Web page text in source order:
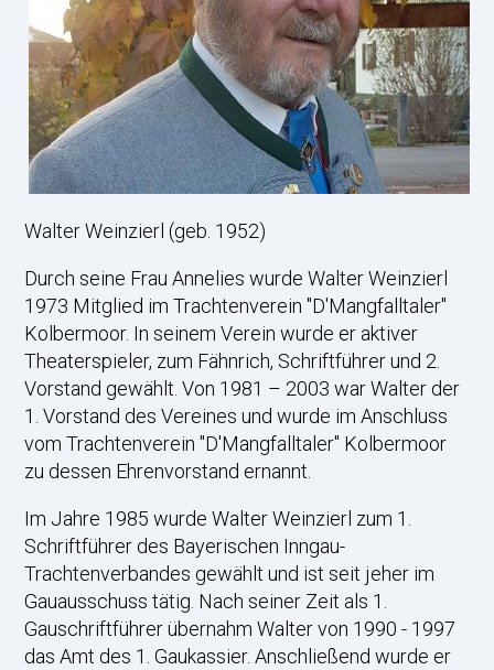
Walter Weinzierl (geb. 1952)
Durch seine Frau Annelies wurde Walter Weinzierl
1973 Mitglied im Trachtenverein "D'Mangfalltaler"
Kolbermoor. In seinem Verein wurde er aktiver
Theaterspieler, zum Fähnrich, Schriftführer und 2.
Vorstand gewählt. Von 1981 – 2003 war Walter der
1. Vorstand des Vereines und wurde im Anschluss
vom Trachtenverein "D'Mangfalltaler" Kolbermoor
zu dessen Ehrenvorstand ernannt.
Im Jahre 1985 wurde Walter Weinzierl zum 1.
Schriftführer des Bayerischen Inngau-
Trachtenverbandes gewählt und ist seit jeher im
Gauausschuss tätig. Nach seiner Zeit als 1.
Gauschriftführer übernahm Walter von 1990 - 1997
das Amt des 1. Gaukassier. Anschließend wurde er